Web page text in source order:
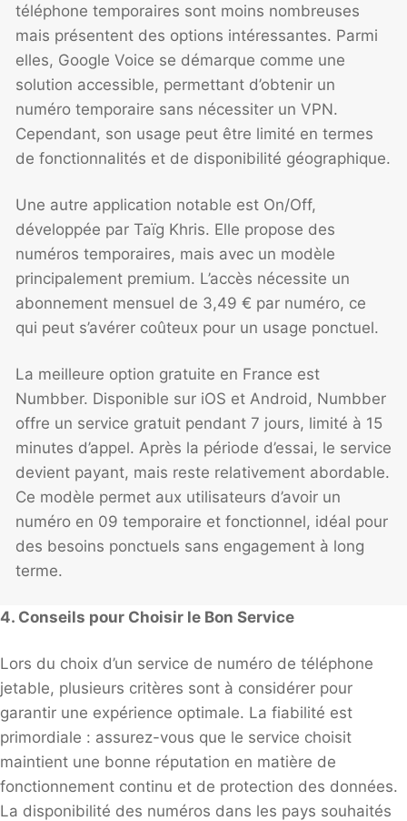
téléphone temporaires sont moins nombreuses
mais présentent des options intéressantes. Parmi
elles, Google Voice se démarque comme une
solution accessible, permettant d’obtenir un
numéro temporaire sans nécessiter un VPN.
Cependant, son usage peut être limité en termes
de fonctionnalités et de disponibilité géographique.
Une autre application notable est On/Off,
développée par Taïg Khris. Elle propose des
numéros temporaires, mais avec un modèle
principalement premium. L’accès nécessite un
abonnement mensuel de 3,49 € par numéro, ce
qui peut s’avérer coûteux pour un usage ponctuel.
La meilleure option gratuite en France est
Numbber. Disponible sur iOS et Android, Numbber
offre un service gratuit pendant 7 jours, limité à 15
minutes d’appel. Après la période d’essai, le service
devient payant, mais reste relativement abordable.
Ce modèle permet aux utilisateurs d’avoir un
numéro en 09 temporaire et fonctionnel, idéal pour
des besoins ponctuels sans engagement à long
terme.
4. Conseils pour Choisir le Bon Service
Lors du choix d’un service de numéro de téléphone
jetable, plusieurs critères sont à considérer pour
garantir une expérience optimale. La fiabilité est
primordiale : assurez-vous que le service choisit
maintient une bonne réputation en matière de
fonctionnement continu et de protection des données.
La disponibilité des numéros dans les pays souhaités